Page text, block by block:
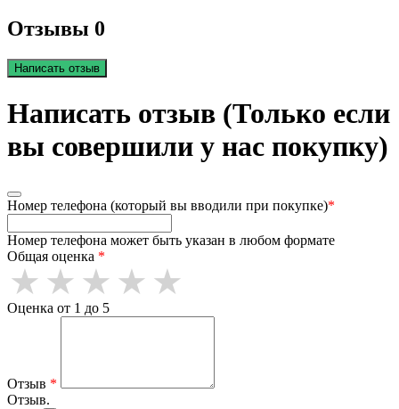
Отзывы 0
Написать отзыв
Написать отзыв (Только если
вы совершили у нас покупку)
Номер телефона (который вы вводили при покупке)*
Номер телефона может быть указан в любом формате
Общая оценка *
Оценка от 1 до 5
Отзыв *
Отзыв.